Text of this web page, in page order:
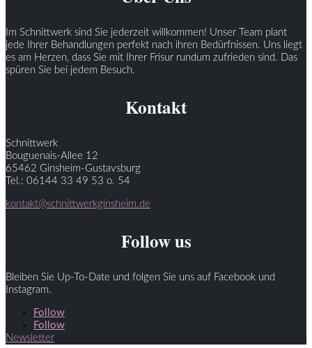
Im Schnittwerk sind Sie jederzeit willkommen! Unser Team plant
jede Ihrer Behandlungen perfekt nach ihren Bedürfnissen. Uns liegt
es am Herzen, dass Sie mit Ihrer Frisur rundum zufrieden sind. Das
spüren Sie bei jedem Besuch.
Kontakt
Schnittwerk
Bouguenais-Allee 12
65462 Ginsheim-Gustavsburg
Tel.: 06144 33 49 53 o. 54
kontakt@schnittwerkginsheim.de
Follow us
Bleiben Sie Up-To-Date und folgen Sie uns auf Facebook und
Instagram.
Follow
Follow
Newsletter